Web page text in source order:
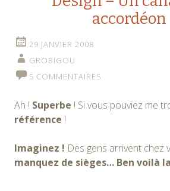
accordéon
29 JANVIER 2008
GROBIGOU
5 COMMENTAIRES
Ah ! Superbe ! Si vous pouviez me
référence !
Imaginez ! Des gens arrivent chez
manquez de sièges… Ben voilà